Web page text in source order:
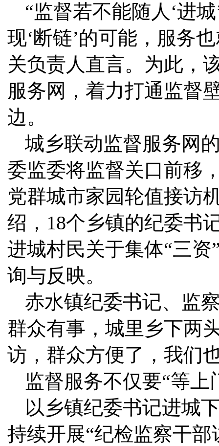
“监督若不能随人‘进
现‘断链’的可能，服务
关负责人直言。为此，
服务网，着力打通监督
边。
城乡联动监督服务网
委监委将监督关口前移
党群城市家园轮值接访
绍，18个乡镇的纪委书
进城村民关于集体“三
询与反映。
赤水镇纪委书记、监
群众有事，城里乡下两
访，群众方便了，我们
监督服务不仅要“等上
以乡镇纪委书记进城
持续开展“纪检监察干